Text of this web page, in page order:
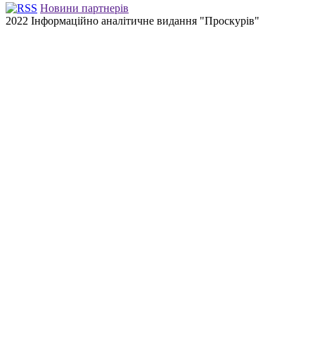
Новини партнерів
2022 Інформаційно аналітичне видання "Проскурів"